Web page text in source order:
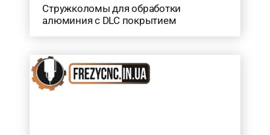
Стружколомы для обработки
алюминия c DLC покрытием